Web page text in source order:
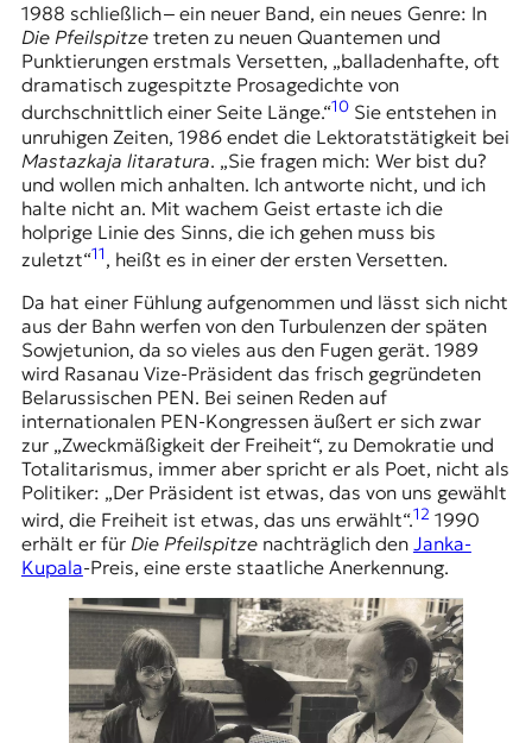
1988 schließlich ‒ ein neuer Band, ein neues Genre: In
Die Pfeilspitzetreten zu neuen Quantemen und
Punktierungen erstmals Versetten, „balladenhafte, oft
dramatisch zugespitzte Prosagedichte von
durchschnittlich einer Seite Länge.“10Sie entstehen in
unruhigen Zeiten, 1986 endet die Lektoratstätigkeit bei
Mastazkaja litaratura. „Sie fragen mich: Wer bist du?
und wollen mich anhalten. Ich antworte nicht, und ich
halte nicht an. Mit wachem Geist ertaste ich die
holprige Linie des Sinns, die ich gehen muss bis
zuletzt“11, heißt es in einer der ersten Versetten.
Da hat einer Fühlung aufgenommen und lässt sich nicht
aus der Bahn werfen von den Turbulenzen der späten
Sowjetunion, da so vieles aus den Fugen gerät. 1989
wird Rasanau Vize-Präsident das frisch gegründeten
Belarussischen PEN. Bei seinen Reden auf
internationalen PEN-Kongressen äußert er sich zwar
zur „Zweckmäßigkeit der Freiheit“, zu Demokratie und
Totalitarismus, immer aber spricht er als Poet, nicht als
Politiker: „Der Präsident ist etwas, das von uns gewählt
wird, die Freiheit ist etwas, das uns erwählt“.12 1990
erhält er für Die Pfeilspitzenachträglich den Janka-
Kupala-Preis, eine erste staatliche Anerkennung.